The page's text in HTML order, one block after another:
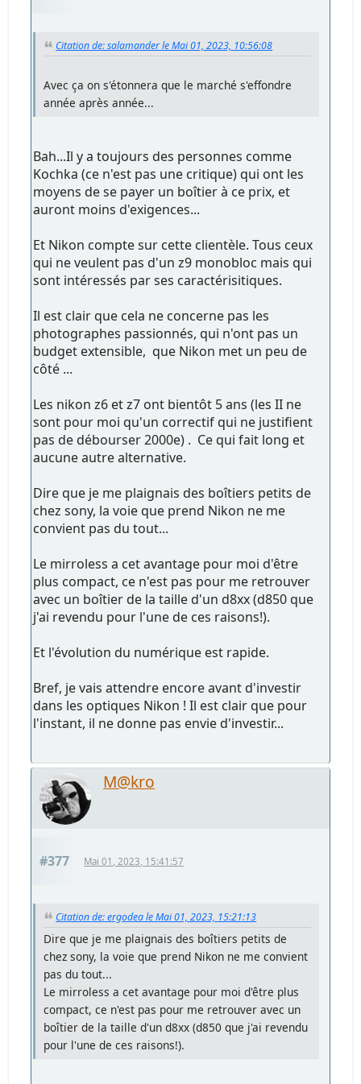
Citation de: salamander le Mai 01, 2023, 10:56:08
Avec ça on s'étonnera que le marché s'effondre
année après année...
Bah...Il y a toujours des personnes comme
Kochka (ce n'est pas une critique) qui ont les
moyens de se payer un boîtier à ce prix, et
auront moins d'exigences...
Et Nikon compte sur cette clientèle. Tous ceux
qui ne veulent pas d'un z9 monobloc mais qui
sont intéressés par ses caractérisitiques.
Il est clair que cela ne concerne pas les
photographes passionnés, qui n'ont pas un
budget extensible, que Nikon met un peu de
côté ...
Les nikon z6 et z7 ont bientôt 5 ans (les II ne
sont pour moi qu'un correctif qui ne justifient
pas de débourser 2000e) . Ce qui fait long et
aucune autre alternative.
Dire que je me plaignais des boîtiers petits de
chez sony, la voie que prend Nikon ne me
convient pas du tout...
Le mirroless a cet avantage pour moi d'être
plus compact, ce n'est pas pour me retrouver
avec un boîtier de la taille d'un d8xx (d850 que
j'ai revendu pour l'une de ces raisons!).
Et l'évolution du numérique est rapide.
Bref, je vais attendre encore avant d'investir
dans les optiques Nikon ! Il est clair que pour
l'instant, il ne donne pas envie d'investir...
M@kro
#377 Mai 01, 2023, 15:41:57
Citation de: ergodea le Mai 01, 2023, 15:21:13
Dire que je me plaignais des boîtiers petits de
chez sony, la voie que prend Nikon ne me convient
pas du tout...
Le mirroless a cet avantage pour moi d'être plus
compact, ce n'est pas pour me retrouver avec un
boîtier de la taille d'un d8xx (d850 que j'ai revendu
pour l'une de ces raisons!).